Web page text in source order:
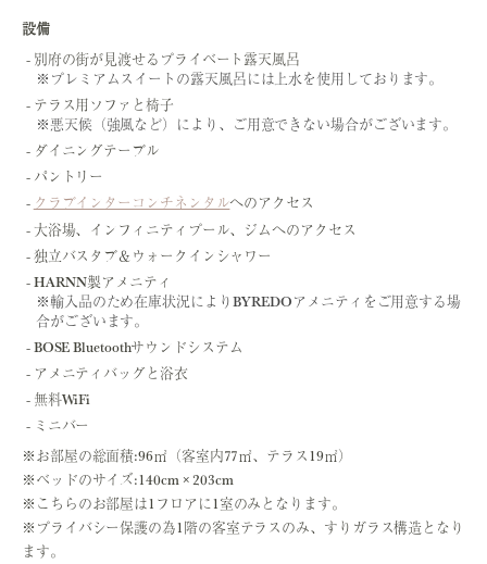
設備
別府の街が見渡せるプライベート露天風呂
※プレミアムスイートの露天風呂には上水を使用しております。
テラス用ソファと椅子
※悪天候（強風など）により、ご用意できない場合がございます。
ダイニングテーブル
パントリー
クラブインターコンチネンタルへのアクセス
大浴場、インフィニティプール、ジムへのアクセス
独立バスタブ＆ウォークインシャワー
HARNN製アメニティ
※輸入品のため在庫状況によりBYREDOアメニティをご用意する場
合がございます。
BOSE Bluetoothサウンドシステム
アメニティバッグと浴衣
無料WiFi
ミニバー
※お部屋の総面積:96㎡（客室内77㎡、テラス19㎡）
※ベッドのサイズ:140cm × 203cm
※こちらのお部屋は1フロアに1室のみとなります。
※プライバシー保護の為1階の客室テラスのみ、すりガラス構造となり
ます。